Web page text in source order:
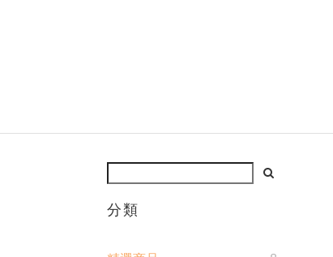
分類